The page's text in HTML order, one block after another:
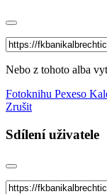
Nebo z tohoto alba
Fotoknihu Pexeso
Zrušit
Sdílení uživatele